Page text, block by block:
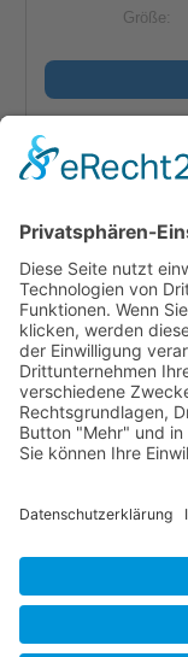
Größe:
©